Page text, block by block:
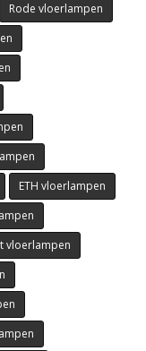
Rode vloerlampen
ETH vloerlampen
vloerlampen